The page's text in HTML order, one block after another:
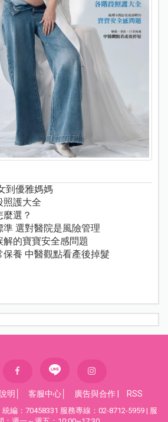
到優雅媽媽
照護大全
選？
選對醫院是風險管理
的寶寶安全感問題
養 中醫觀點看產後掉髮
明 客服中心 廣告與合作 RSS
編：70458331 服務專線：02-8712-5959 | 服